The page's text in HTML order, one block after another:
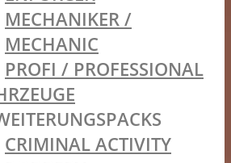
MECHANIKER /
MECHANIC
PROFI / PROFESSIONAL
CRIMINAL ACTIVITY